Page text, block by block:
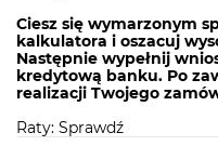
Ciesz się wymarzonym
kalkulatora i oszacuj
Następnie wypełnij
kredytową banku. Po
realizacji Twojego
Raty: Sprawdź